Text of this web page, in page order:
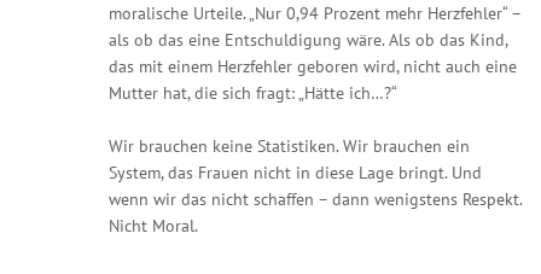
moralische Urteile. „Nur 0,94 Prozent mehr Herzfehler“ –
als ob das eine Entschuldigung wäre. Als ob das Kind,
das mit einem Herzfehler geboren wird, nicht auch eine
Mutter hat, die sich fragt: „Hätte ich…?“
Wir brauchen keine Statistiken. Wir brauchen ein
System, das Frauen nicht in diese Lage bringt. Und
wenn wir das nicht schaffen – dann wenigstens Respekt.
Nicht Moral.